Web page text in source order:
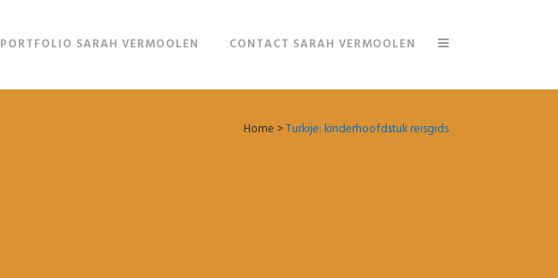
PORTFOLIO SARAH VERMOOLEN CONTACT SARAH VERMOOLEN
Home >Turkije: kinderhoofdstuk reisgids